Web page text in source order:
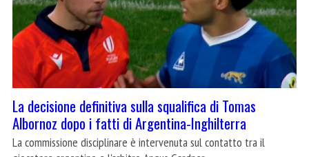
La decisione definitiva sulla squalifica di Tomas
Albornoz dopo i fatti di Argentina-Inghilterra
La commissione disciplinare è intervenuta sul contatto tra il